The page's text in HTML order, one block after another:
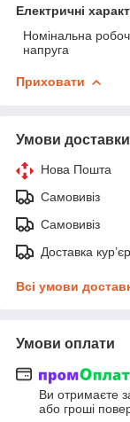
Електричні
Номінальна
напруга
Приховати
Умови доставки
Нова Пошта
Самовивіз
Самовивіз
Доставка
Всі умови
Умови оплати
Ви отримаєте
або гроші